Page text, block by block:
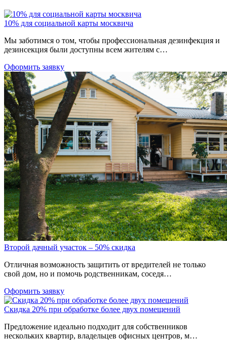
10% для социальной карты москвича
Мы заботимся о том, чтобы профессиональная дезинфекция и
дезинсекция были доступны всем жителям с…
Оформить заявку
Второй дачный участок – 50% скидка
Отличная возможность защитить от вредителей не только
свой дом, но и помочь родственникам, соседя…
Оформить заявку
Скидка 20% при обработке более двух помещений
Предложение идеально подходит для собственников
нескольких квартир, владельцев офисных центров, м…